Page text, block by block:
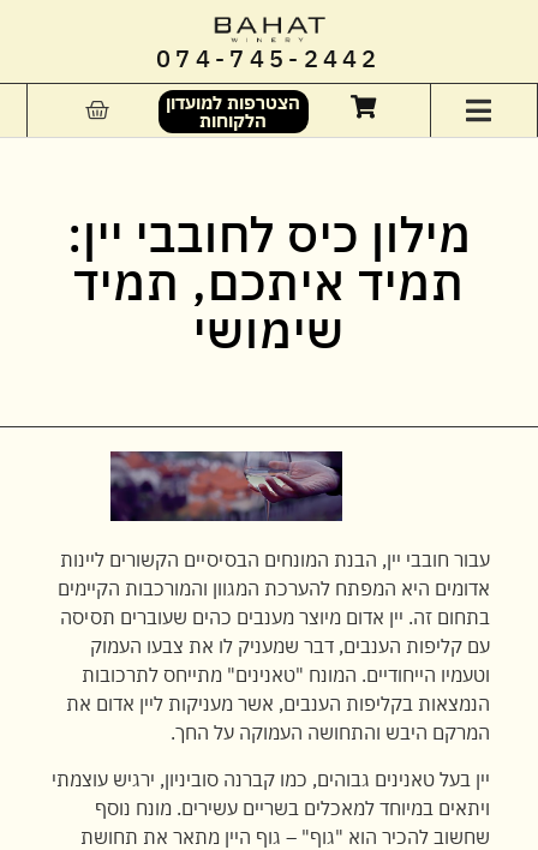
074-745-2442
הצטרפות למועדון
הלקוחות
מילון כיס לחובבי יין:
תמיד איתכם, תמיד
שימושי
עבור חובבי יין, הבנת המונחים הבסיסיים הקשורים ליינות
אדומים היא המפתח להערכת המגוון והמורכבות הקיימים
בתחום זה. יין אדום מיוצר מענבים כהים שעוברים תסיסה
עם קליפות הענבים, דבר שמעניק לו את צבעו העמוק
וטעמיו הייחודיים. המונח "טאנינים" מתייחס לתרכובות
הנמצאות בקליפות הענבים, אשר מעניקות ליין אדום את
המרקם היבש והתחושה העמוקה על החך.
יין בעל טאנינים גבוהים, כמו קברנה סוביניון, ירגיש עוצמתי
ויתאים במיוחד למאכלים בשריים עשירים. מונח נוסף
שחשוב להכיר הוא "גוף" – גוף היין מתאר את תחושת